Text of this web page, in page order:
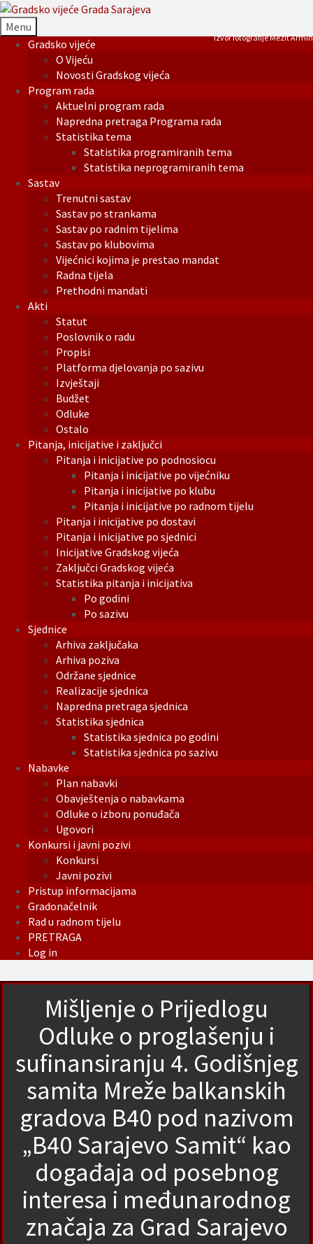
Menu
Gradsko vijeće
O Vijeću
Novosti Gradskog vijeća
Program rada
Aktuelni program rada
Napredna pretraga Programa rada
Statistika tema
Statistika programiranih tema
Statistika neprogramiranih tema
Sastav
Trenutni sastav
Sastav po strankama
Sastav po radnim tijelima
Sastav po klubovima
Vijećnici kojima je prestao mandat
Radna tijela
Prethodni mandati
Akti
Statut
Poslovnik o radu
Propisi
Platforma djelovanja po sazivu
Izvještaji
Budžet
Odluke
Ostalo
Pitanja, inicijative i zaključci
Pitanja i inicijative po podnosiocu
Pitanja i inicijative po vijećniku
Pitanja i inicijative po klubu
Pitanja i inicijative po radnom tijelu
Pitanja i inicijative po dostavi
Pitanja i inicijative po sjednici
Inicijative Gradskog vijeća
Zaključci Gradskog vijeća
Statistika pitanja i inicijativa
Po godini
Po sazivu
Sjednice
Arhiva zaključaka
Arhiva poziva
Održane sjednice
Realizacije sjednica
Napredna pretraga sjednica
Statistika sjednica
Statistika sjednica po godini
Statistika sjednica po sazivu
Nabavke
Plan nabavki
Obavještenja o nabavkama
Odluke o izboru ponuđača
Ugovori
Konkursi i javni pozivi
Konkursi
Javni pozivi
Pristup informacijama
Gradonačelnik
Rad u radnom tijelu
PRETRAGA
Log in
Izvor fotografije Mezit Armin
Mišljenje o Prijedlogu
Odluke o proglašenju i
sufinansiranju 4. Godišnjeg
samita Mreže balkanskih
gradova B40 pod nazivom
„B40 Sarajevo Samit“ kao
događaja od posebnog
interesa i međunarodnog
značaja za Grad Sarajevo